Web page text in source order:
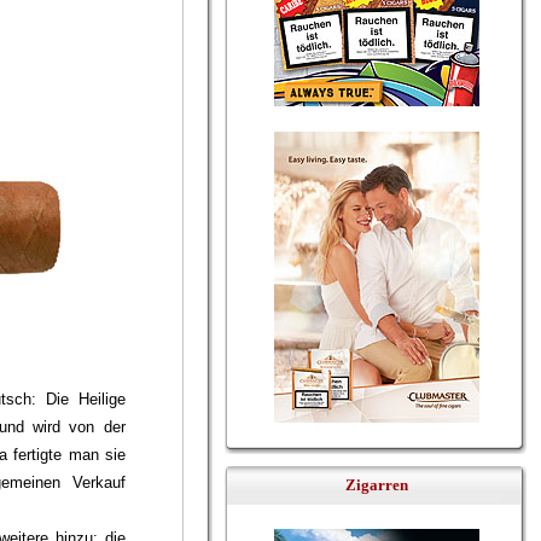
Die Heilige
wird von der
fertigte man sie
Verkauf
Zigarren